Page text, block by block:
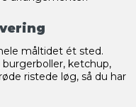
måltidet ét sted.
ketchup,
ristede løg, så du har